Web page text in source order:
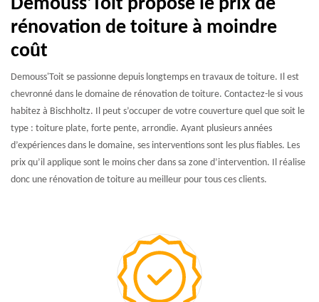
Demouss'Toit propose le prix de
rénovation de toiture à moindre
coût
Demouss'Toit se passionne depuis longtemps en travaux de toiture. Il est
chevronné dans le domaine de rénovation de toiture. Contactez-le si vous
habitez à Bischholtz. Il peut s’occuper de votre couverture quel que soit le
type : toiture plate, forte pente, arrondie. Ayant plusieurs années
d’expériences dans le domaine, ses interventions sont les plus fiables. Les
prix qu’il applique sont le moins cher dans sa zone d’intervention. Il réalise
donc une rénovation de toiture au meilleur pour tous ces clients.